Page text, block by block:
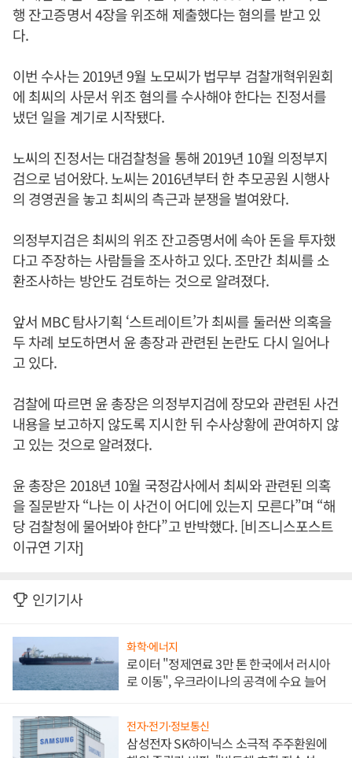
행 잔고증명서 4장을 위조해 제출했다는 혐의를 받고 있
다.
이번 수사는 2019년 9월 노모씨가 법무부 검찰개혁위원회
에 최씨의 사문서 위조 혐의를 수사해야 한다는 진정서를
냈던 일을 계기로 시작됐다.
노씨의 진정서는 대검찰청을 통해 2019년 10월 의정부지
검으로 넘어왔다. 노씨는 2016년부터 한 추모공원 시행사
의 경영권을 놓고 최씨의 측근과 분쟁을 벌여왔다.
의정부지검은 최씨의 위조 잔고증명서에 속아 돈을 투자했
다고 주장하는 사람들을 조사하고 있다. 조만간 최씨를 소
환조사하는 방안도 검토하는 것으로 알려졌다.
앞서 MBC 탐사기획 ‘스트레이트’가 최씨를 둘러싼 의혹을
두 차례 보도하면서 윤 총장과 관련된 논란도 다시 일어나
고 있다.
검찰에 따르면 윤 총장은 의정부지검에 장모와 관련된 사건
내용을 보고하지 않도록 지시한 뒤 수사상황에 관여하지 않
고 있는 것으로 알려졌다.
윤 총장은 2018년 10월 국정감사에서 최씨와 관련된 의혹
을 질문받자 “나는 이 사건이 어디에 있는지 모른다”며 “해
당 검찰청에 물어봐야 한다”고 반박했다. [비즈니스포스트
이규연 기자]
인기기사
화학·에너지
로이터 "정제연료 3만 톤 한국에서 러시아
로 이동", 우크라이나의 공격에 수요 늘어
전자·전기·정보통신
삼성전자 SK하이닉스 소극적 주주환원에